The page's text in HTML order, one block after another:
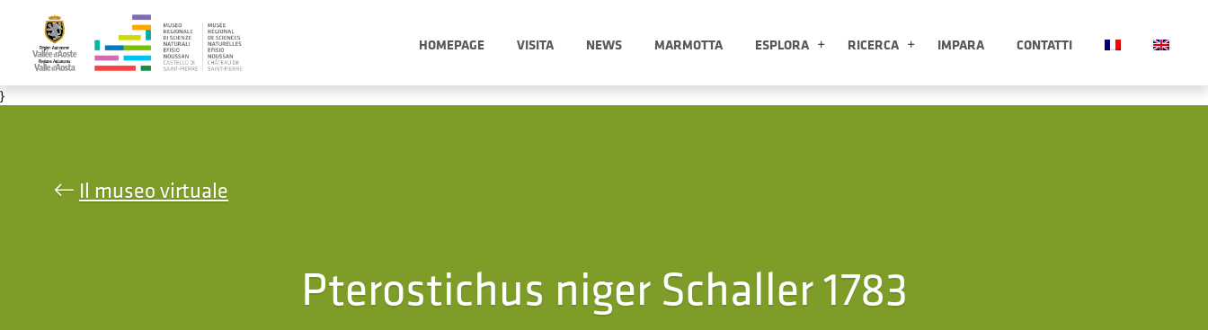
HOMEPAGE VISITA NEWS MARMOTTA ESPLORA RICERCA IMPARA CONTATTI
}
Il museo virtuale
Pterostichus niger Schaller 1783